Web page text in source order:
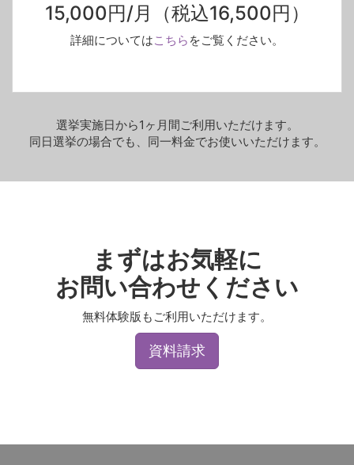
15,000円/月 （税込16,500円）
詳細についてはこちら をご覧ください。
選挙実施日から1ヶ月間ご利用いただけます。
同日選挙の場合でも、 同一料金でお使いいただけます。
まずはお気軽に
お問い合わせください
無料体験版もご利用いただけます。
資料請求